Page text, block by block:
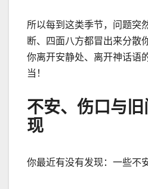
所以每到这类季节，问题突
断、四面八方都冒出来分散
你离开安静处、离开神话语
当！
不安、伤口与
现
你最近有没有发现：一些不